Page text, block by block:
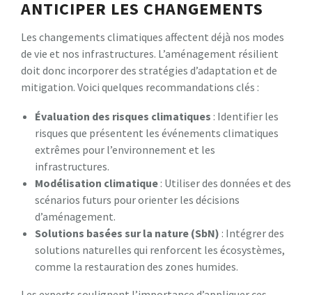
ANTICIPER LES CHANGEMENTS
Les changements climatiques affectent déjà nos modes
de vie et nos infrastructures. L’aménagement résilient
doit donc incorporer des stratégies d’adaptation et de
mitigation. Voici quelques recommandations clés :
Évaluation des risques climatiques : Identifier les
risques que présentent les événements climatiques
extrêmes pour l’environnement et les
infrastructures.
Modélisation climatique : Utiliser des données et des
scénarios futurs pour orienter les décisions
d’aménagement.
Solutions basées sur la nature (SbN) : Intégrer des
solutions naturelles qui renforcent les écosystèmes,
comme la restauration des zones humides.